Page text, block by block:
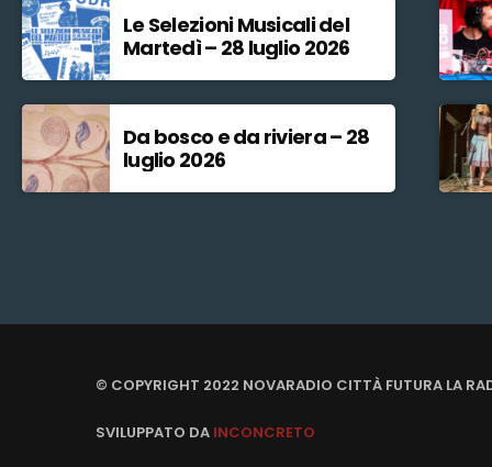
Le Selezioni Musicali del
Martedì – 28 luglio 2026
Da bosco e da riviera – 28
luglio 2026
© COPYRIGHT 2022 NOVARADIO CITTÀ FUTURA LA
SVILUPPATO DA INCONCRETO